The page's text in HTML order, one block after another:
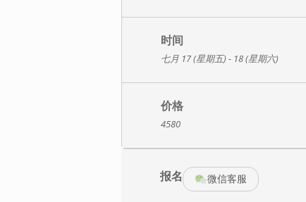
在这个移动互联网时代，媒体天天
其实，人类基因的变化需要几百万
假设——人性不可靠。只要这个逻
如：签订绩效合同，员工互相争夺
年初分解指标，大家互相推脱，怎么
掌握建立绩效制度、KPI体系与绩效
时间
七月 17 (星期五) - 18 (星期六)
价格
4580
报名 微信客服